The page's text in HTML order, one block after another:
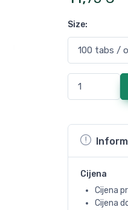
Size:
Cijena
Cijena
Cijena